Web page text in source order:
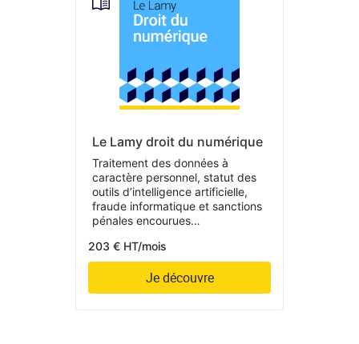
Le Lamy droit du numérique
Traitement des données à
caractère personnel, statut des
outils d’intelligence artificielle,
fraude informatique et sanctions
pénales encourues…
203 € HT/mois
Je découvre